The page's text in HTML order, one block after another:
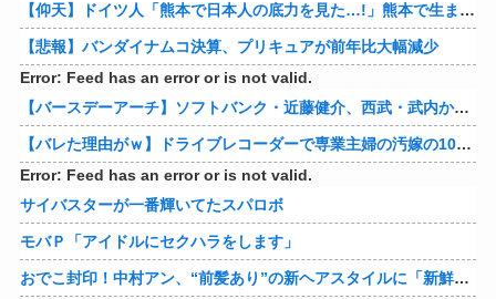
【仰天】ドイツ人「熊本で日本人の底力を見た…!」熊本で生まれて初めて震度7の大地震を経験したドイツ人。直後、日本人たちの行動に衝撃を受けてしまう…
【悲報】バンダイナムコ決算、プリキュアが前年比大幅減少
Error: Feed has an error or is not valid.
【バースデーアーチ】ソフトバンク・近藤健介、西武・武内から第24号先制ソロホームラン！！！！！！！！！！！！！【西武対ソフトバンク20回戦】
【バレた理由がｗ】ドライブレコーダーで専業主婦の汚嫁の10年越し不倫発覚！制裁の詳細がコレｗｗｗｗｗ 他
Error: Feed has an error or is not valid.
サイバスターが一番輝いてたスパロボ
モバＰ「アイドルにセクハラをします」
おでこ封印！中村アン、“前髪あり”の新ヘアスタイルに「新鮮でたまらん」の声【画像】